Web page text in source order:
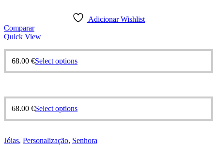
Adicionar Wishlist
Comparar
Quick View
68.00 €Select options
68.00 €Select options
Jóias, Personalização, Senhora